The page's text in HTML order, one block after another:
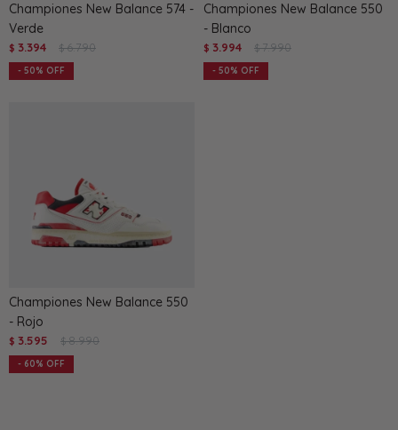
Championes New Balance 574 -
Verde
$ 3.394 $ 6.790
50
Championes New Balance 550
- Blanco
$ 3.994 $ 7.990
50
Championes New Balance 550
- Rojo
$ 3.595 $ 8.990
60